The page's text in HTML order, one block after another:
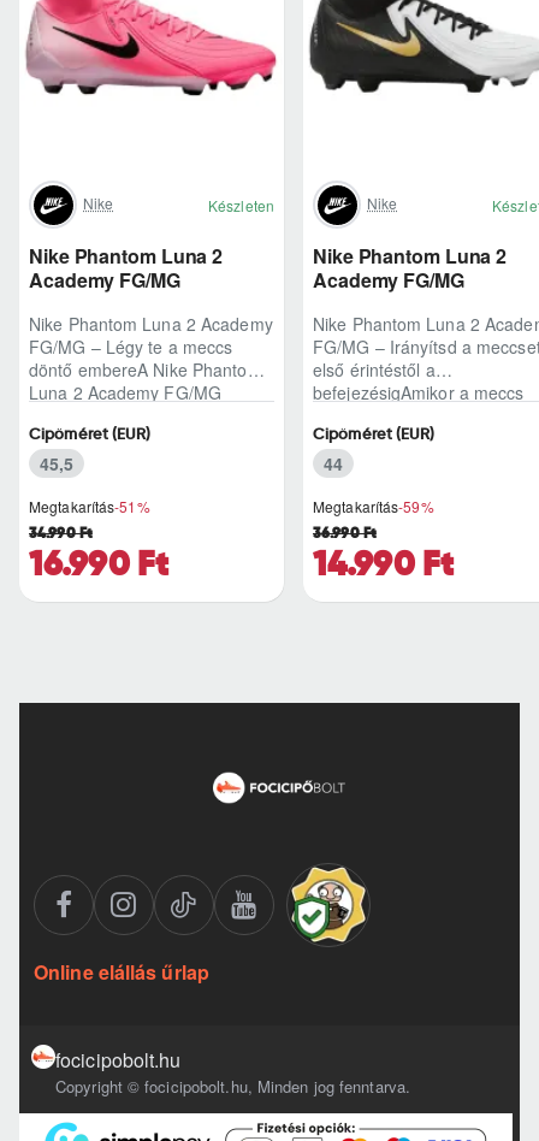
Nike Készleten
Nike Phantom Luna 2
Academy FG/MG
Nike Phantom Luna 2 Academy
FG/MG – Légy te a meccs
döntő embereA Nike Phantom
Luna 2 Academy FG/MG
a támadások középp..
Megtakarítás-51%
16.990 Ft
34.990 Ft
Cipőméret (EUR)
45,5
Nike
Nike Phantom Luna 2
Academy FG/MG
Nike Phantom Luna 2
FG/MG – Irányítsd a
első érintéstől a
befejezésigAmikor a meccs
labdaátvétel dönt..
Megtakarítás-59%
14.990 Ft
36.990 Ft
Cipőméret (EUR)
44
Online elállás űrlap
focicipobolt.hu
Copyright © focicipobolt.hu, Minden jog fenntarva.